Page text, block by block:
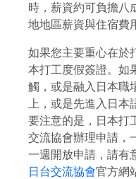
時，薪資約可負擔八
地地區薪資與住宿費
如果您主要重心在於
本打工度假簽證。如
觸，或是融入日本職
上，或是先進入日
要注意的是，日本打
交流協會辦理申請，
一週開放申請，請有
日台交流協會官方網